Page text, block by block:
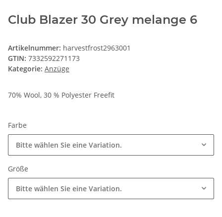
Club Blazer 30 Grey melange 6
Artikelnummer: harvestfrost2963001
GTIN: 7332592271173
Kategorie: Anzüge
70% Wool, 30 % Polyester Freefit
Farbe
Bitte wählen Sie eine Variation.
Größe
Bitte wählen Sie eine Variation.